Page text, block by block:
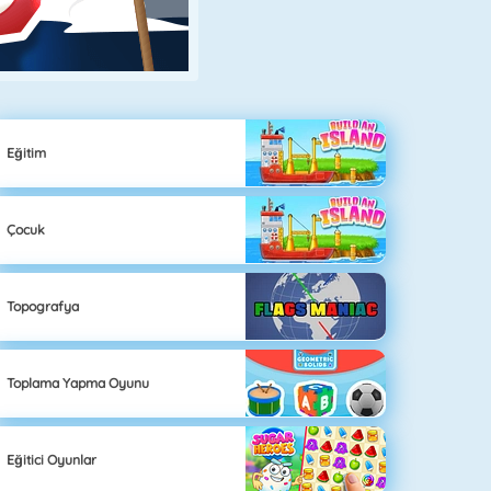
Eğitim
Çocuk
Topografya
Toplama Yapma Oyunu
Eğitici Oyunlar